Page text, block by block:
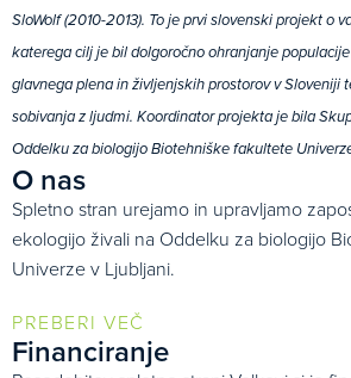
SloWolf (2010-2013). To je prvi slovenski projekt o
katerega cilj je bil dolgoročno ohranjanje
glavnega plena in življenjskih prostorov v Sloveniji
sobivanja z ljudmi. Koordinator projekta je bila
Oddelku za biologijo Biotehniške fakultete
O nas
Spletno stran urejamo in upravljamo
ekologijo živali na Oddelku za biologijo
Univerze v Ljubljani.
PREBERI VEČ
Financiranje